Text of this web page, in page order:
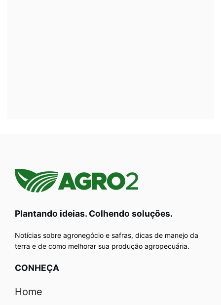
Plantando ideias. Colhendo soluções.
Notícias sobre agronegócio e safras, dicas de manejo da
terra e de como melhorar sua produção agropecuária.
CONHEÇA
Home